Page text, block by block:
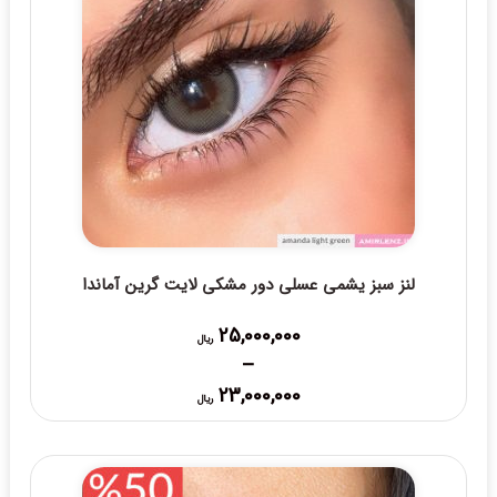
لنز سبز یشمی عسلی دور مشکی لایت گرین آماندا
25,000,000 ریال
–
23,000,000 ریال
Price
range:
through